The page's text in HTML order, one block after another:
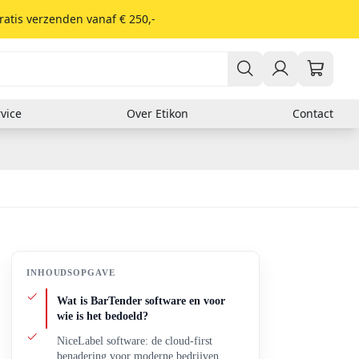
verzenden vanaf € 250,-
Er zitten nog geen producten in je winkelwagen.
Soort materiaal
Thermisch
Kunststof
Papieren etiketten
Over Etikon Contact
INHOUDSOPGAVE
Wat is BarTender software en voor
wie is het bedoeld?
NiceLabel software: de cloud-first
benadering voor moderne bedrijven